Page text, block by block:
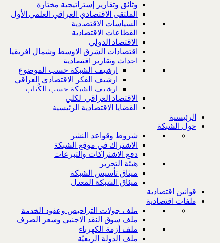
وثائق وتقارير إستراتيجية مختارة
الملتقى الاقتصادي العراقي العلمي الأول
السياسات الاقتصادية
القطاعات الاقتصادية
الاقتصاد الدولي
اقتصادات الشرق الاوسط وشمال افريقيا
احداث وتقارير اقتصادية
ارشيف الشبكة حسب الموضوع
ارشيف الفكر الاقتصادي العراقي
ارشيف الشبكة حسب الكُتاب
الاقتصاد العراقي الكلي
القضايا الاقتصادية الرئيسية
الرئيسية
حول الشبكة
شروط وقواعد النشر
الاشتراك في موقع الشبكة
دفع الاشتراكات والتبرعات
هيئة التحرير
ميثاق تأسيس الشبكة
ميثاق الشبكة المعدل
قوانين اقتصادية
ملفات اقتصادية
ملف جولات التراخيص وعقود الخدمة
ملف سوق النقد الاجنبي وسعر الصرف
ملف أزمة الكهرباء
ملف الدولة الريعيّة